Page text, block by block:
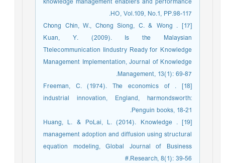
HO, Vol.109, No.1, PP.98-117.
[17] . Chong Chin, W., Chong Siong, C. & Wong
Kuan, Y. (2009). Is the Malaysian
Ttelecommunication Iindustry Ready for Knowledge
Management Implementation, Journal of Knowledge
Management, 13(1): 69-87.
[18] . Freeman, C. (1974). The economics of
industrial innovation, England, harmondsworth:
Penguin books, 18-21.
[19] . Huang, L. & PoLai, L. (2014). Knowledge
management adoption and diffusion using structural
equation modeling, Global Journal of Business
Research, 8(1): 39-56.#